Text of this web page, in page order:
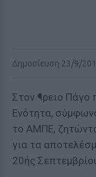
Δημοσίευση 23/9/
Στον ¶ρειο Πάγο
Ενότητα,
το ΑΜΠΕ,
για τα
20ής